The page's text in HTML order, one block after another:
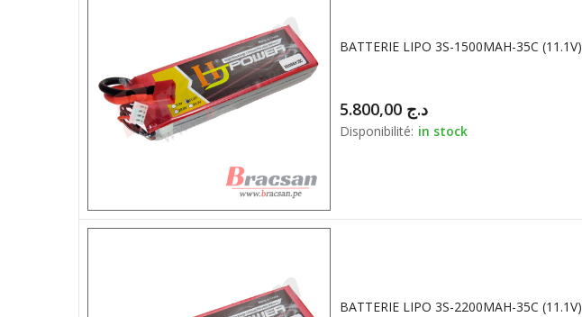
BATTERIE LIPO 3S-1500MAH-35C (11.1V)
د.ج
Disponibilité: in stock
BATTERIE LIPO 3S-2200MAH-35C (11.1V)